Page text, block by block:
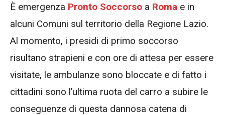
È emergenza Pronto Soccorso a Roma e in
alcuni Comuni sul territorio della Regione Lazio.
Al momento, i presidi di primo soccorso
risultano strapieni e con ore di attesa per essere
visitate, le ambulanze sono bloccate e di fatto i
cittadini sono l’ultima ruota del carro a subire le
conseguenze di questa dannosa catena di